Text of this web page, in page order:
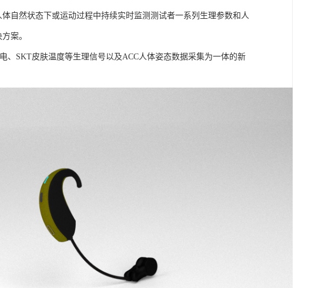
自然状态下或运动过程中持续实时监测测试者一系列生理参数和人
案。
、SKT皮肤温度等生理信号以及ACC人体姿态数据采集为一体的新